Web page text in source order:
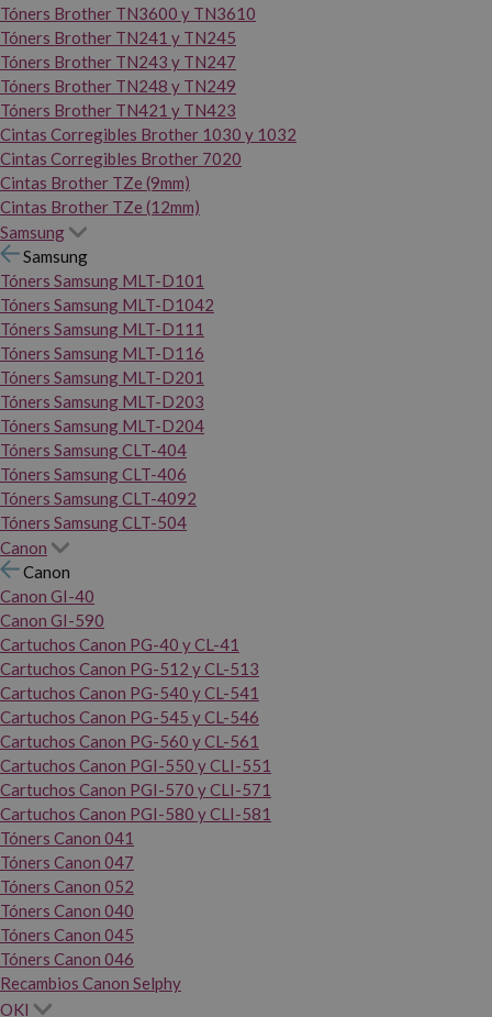
Tóners Brother TN3600 y TN3610
Tóners Brother TN241 y TN245
Tóners Brother TN243 y TN247
Tóners Brother TN248 y TN249
Tóners Brother TN421 y TN423
Cintas Corregibles Brother 1030 y 1032
Cintas Corregibles Brother 7020
Cintas Brother TZe (9mm)
Cintas Brother TZe (12mm)
Samsung
Samsung
Tóners Samsung MLT-D101
Tóners Samsung MLT-D1042
Tóners Samsung MLT-D111
Tóners Samsung MLT-D116
Tóners Samsung MLT-D201
Tóners Samsung MLT-D203
Tóners Samsung MLT-D204
Tóners Samsung CLT-404
Tóners Samsung CLT-406
Tóners Samsung CLT-4092
Tóners Samsung CLT-504
Canon
Canon
Canon GI-40
Canon GI-590
Cartuchos Canon PG-40 y CL-41
Cartuchos Canon PG-512 y CL-513
Cartuchos Canon PG-540 y CL-541
Cartuchos Canon PG-545 y CL-546
Cartuchos Canon PG-560 y CL-561
Cartuchos Canon PGI-550 y CLI-551
Cartuchos Canon PGI-570 y CLI-571
Cartuchos Canon PGI-580 y CLI-581
Tóners Canon 041
Tóners Canon 047
Tóners Canon 052
Tóners Canon 040
Tóners Canon 045
Tóners Canon 046
Recambios Canon Selphy
OKI